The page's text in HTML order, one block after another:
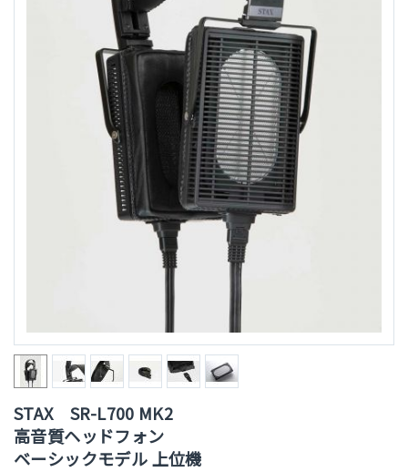
STAX SR-L700 MK2
高音質ヘッドフォン
ベーシックモデル 上位機